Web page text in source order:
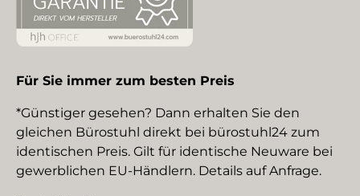
Für Sie immer zum besten Preis
*Günstiger gesehen? Dann erhalten Sie den
gleichen Bürostuhl direkt bei bürostuhl24 zum
identischen Preis. Gilt für identische Neuware bei
gewerblichen EU-Händlern. Details auf Anfrage.